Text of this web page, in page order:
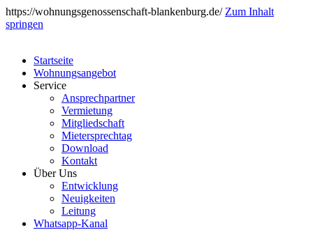
https://wohnungsgenossenschaft-blankenburg.de/ Zum Inhalt
springen
Startseite
Wohnungsangebot
Service
Ansprechpartner
Vermietung
Mitgliedschaft
Mietersprechtag
Download
Kontakt
Über Uns
Entwicklung
Neuigkeiten
Leitung
Whatsapp-Kanal